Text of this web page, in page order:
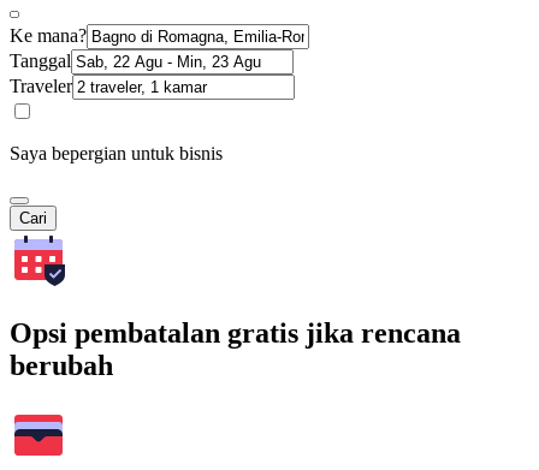
Ke mana?
Tanggal
Traveler
Saya bepergian untuk bisnis
Cari
Opsi pembatalan gratis jika rencana
berubah